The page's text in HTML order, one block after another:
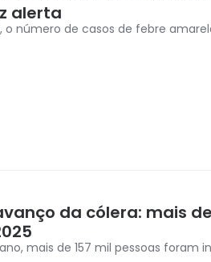
alerta
o número de casos de febre
da cólera: mais
mais de 157 mil pessoas foram